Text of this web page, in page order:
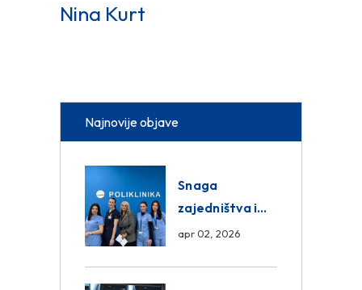
Nina Kurt
Najnovije objave
Snaga
zajedništva i
razmjena
apr 02, 2026